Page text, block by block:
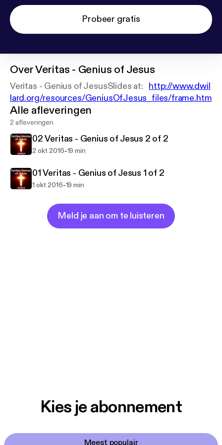
Probeer gratis
OverVeritas - Genius of Jesus
Veritas - Genius of JesusSlides at: http://www.dwil
lard.org/resources/GeniusOfJesus_files/frame.htm
Alle afleveringen
2 afleveringen
02 Veritas - Genius of Jesus 2 of 2
2 okt 2016-19 min
01 Veritas - Genius of Jesus 1 of 2
1 okt 2016-19 min
Meld je aan om te luisteren
Kies je abonnement
Meest populair